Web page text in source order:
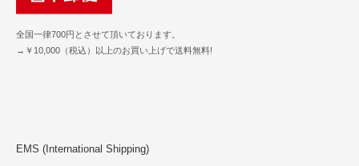
全国一律700円とさせて頂いております。
→￥10,000（税込）以上のお買い上げで送料無料!
EMS (International Shipping)